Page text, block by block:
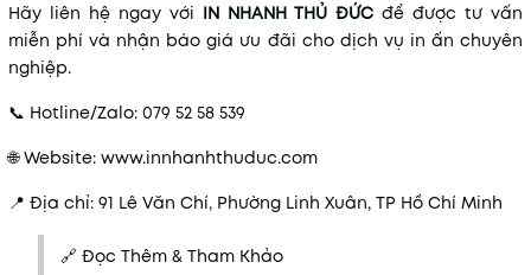
Hãy liên hệ ngay với IN NHANH THỦ ĐỨC để được tư vấn
miễn phí và nhận báo giá ưu đãi cho dịch vụ in ấn chuyên
nghiệp.
📞 Hotline/Zalo: 079 52 58 539
🌐 Website: www.innhanhthuduc.com
📍 Địa chỉ: 91 Lê Văn Chí, Phường Linh Xuân, TP Hồ Chí Minh
🔗 Đọc Thêm & Tham Khảo